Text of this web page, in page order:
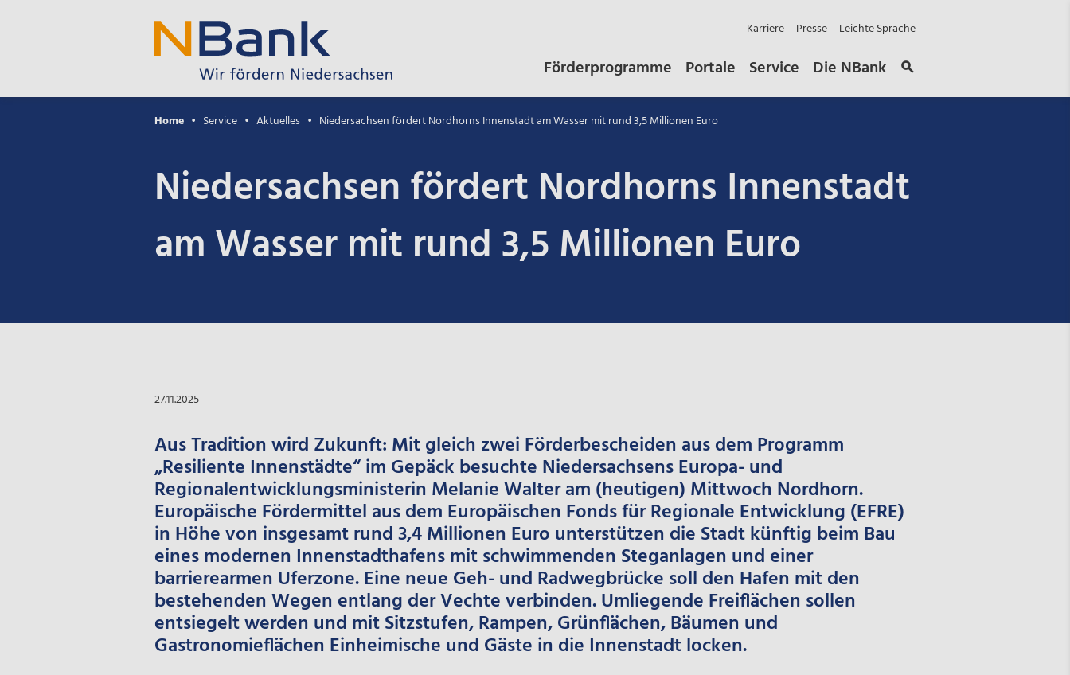
Karriere Presse Leichte Sprache
Förderprogramme Portale Service Die NBank
Home Service Aktuelles Niedersachsen fördert Nordhorns Innenstadt am Wasser mit rund 3,5 Millionen Euro
Niedersachsen fördert Nordhorns Innenstadt
am Wasser mit rund 3,5 Millionen Euro
27.11.2025
Aus Tradition wird Zukunft: Mit gleich zwei Förderbescheiden aus dem Programm
„Resiliente Innenstädte“ im Gepäck besuchte Niedersachsens Europa- und
Regionalentwicklungsministerin Melanie Walter am (heutigen) Mittwoch Nordhorn.
Europäische Fördermittel aus dem Europäischen Fonds für Regionale Entwicklung (EFRE)
in Höhe von insgesamt rund 3,4 Millionen Euro unterstützen die Stadt künftig beim Bau
eines modernen Innenstadthafens mit schwimmenden Steganlagen und einer
barrierearmen Uferzone. Eine neue Geh- und Radwegbrücke soll den Hafen mit den
bestehenden Wegen entlang der Vechte verbinden. Umliegende Freiflächen sollen
entsiegelt werden und mit Sitzstufen, Rampen, Grünflächen, Bäumen und
Gastronomieflächen Einheimische und Gäste in die Innenstadt locken.